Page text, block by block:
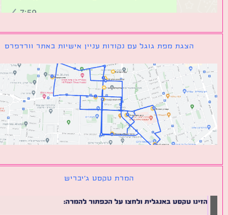
הצגת מפת גוגל עם נקודות עניין אישיות באתר וורדפרס
המרת טקסט ג׳יבריש